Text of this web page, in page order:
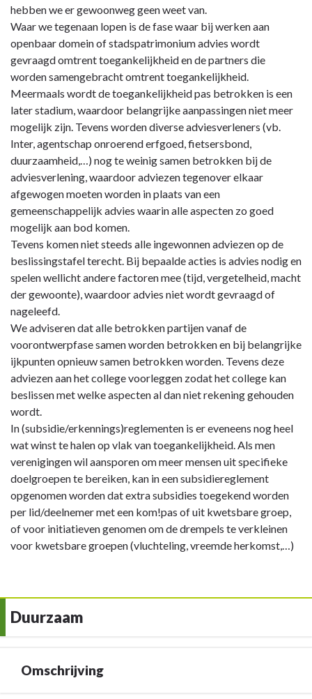
hebben we er gewoonweg geen weet van.
Waar we tegenaan lopen is de fase waar bij werken aan
openbaar domein of stadspatrimonium advies wordt
gevraagd omtrent toegankelijkheid en de partners die
worden samengebracht omtrent toegankelijkheid.
Meermaals wordt de toegankelijkheid pas betrokken is een
later stadium, waardoor belangrijke aanpassingen niet meer
mogelijk zijn. Tevens worden diverse adviesverleners (vb.
Inter, agentschap onroerend erfgoed, fietsersbond,
duurzaamheid,…) nog te weinig samen betrokken bij de
adviesverlening, waardoor adviezen tegenover elkaar
afgewogen moeten worden in plaats van een
gemeenschappelijk advies waarin alle aspecten zo goed
mogelijk aan bod komen.
Tevens komen niet steeds alle ingewonnen adviezen op de
beslissingstafel terecht. Bij bepaalde acties is advies nodig en
spelen wellicht andere factoren mee (tijd, vergetelheid, macht
der gewoonte), waardoor advies niet wordt gevraagd of
nageleefd.
We adviseren dat alle betrokken partijen vanaf de
voorontwerpfase samen worden betrokken en bij belangrijke
ijkpunten opnieuw samen betrokken worden. Tevens deze
adviezen aan het college voorleggen zodat het college kan
beslissen met welke aspecten al dan niet rekening gehouden
wordt.
In (subsidie/erkennings)reglementen is er eveneens nog heel
wat winst te halen op vlak van toegankelijkheid. Als men
verenigingen wil aansporen om meer mensen uit specifieke
doelgroepen te bereiken, kan in een subsidiereglement
opgenomen worden dat extra subsidies toegekend worden
per lid/deelnemer met een kom!pas of uit kwetsbare groep,
of voor initiatieven genomen om de drempels te verkleinen
voor kwetsbare groepen (vluchteling, vreemde herkomst,…)
Duurzaam
Omschrijving